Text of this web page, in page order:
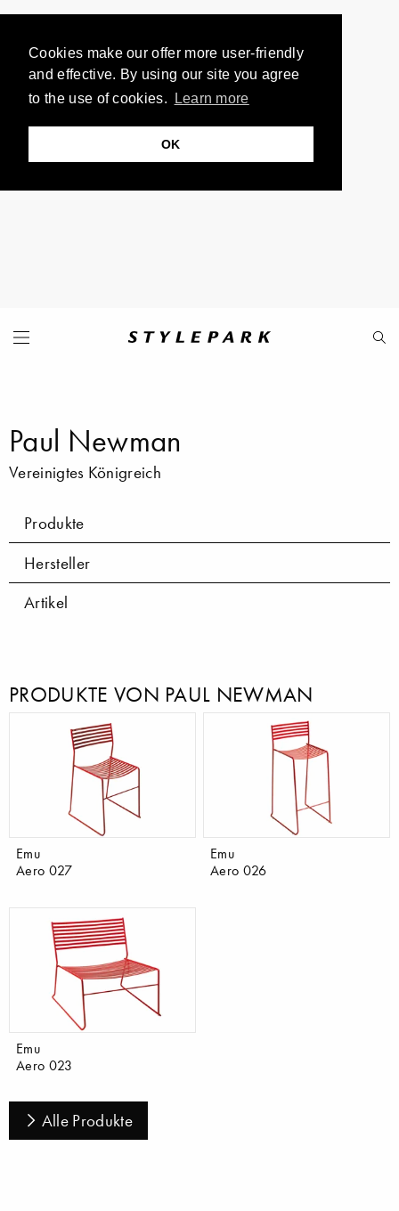
Cookies make our offer more user-friendly
and effective. By using our site you agree
to the use of cookies.
Learn more
OK
Paul Newman
Vereinigtes Königreich
Produkte
Hersteller
Artikel
PRODUKTE VON PAUL NEWMAN
Emu
Aero 027
Emu
Aero 026
Emu
Aero 023
Alle Produkte